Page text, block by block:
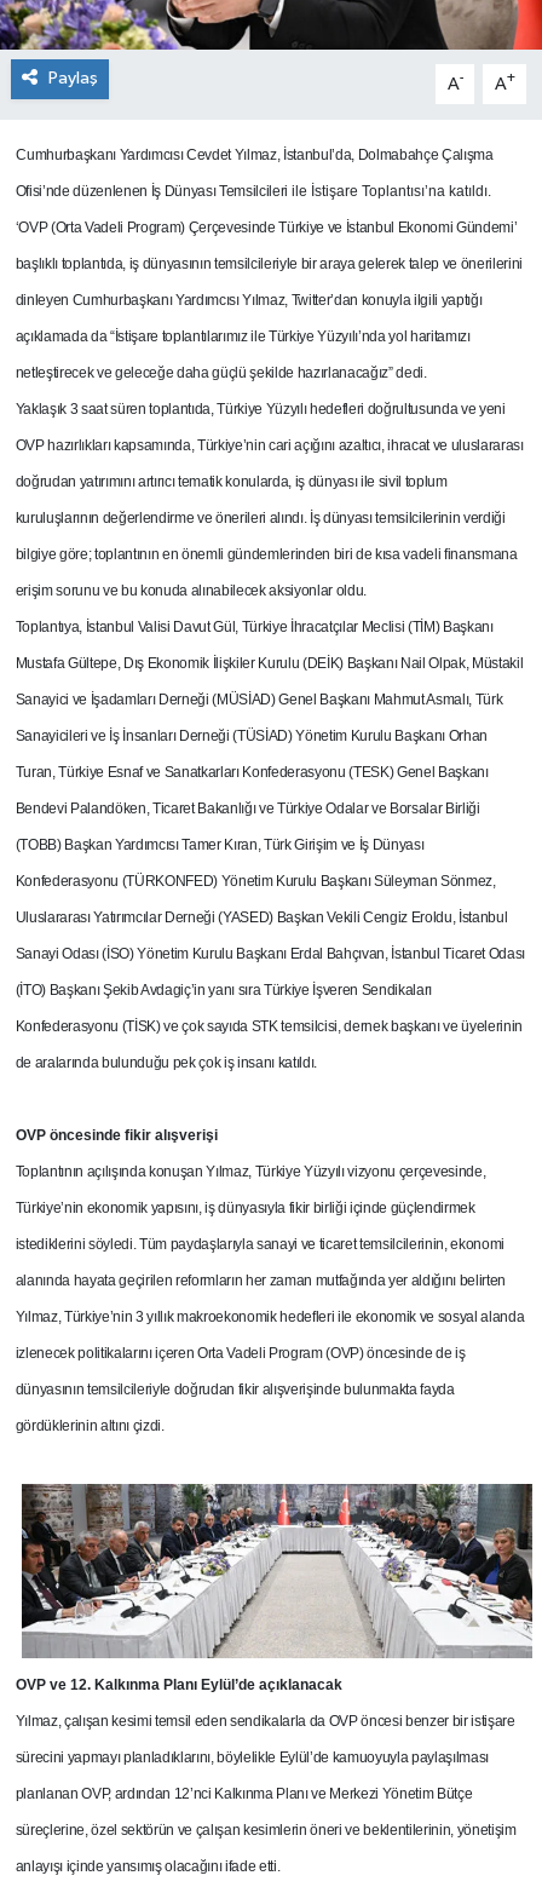
Paylaş A- A+
Cumhurbaşkanı Yardımcısı Cevdet Yılmaz, İstanbul’da, Dolmabahçe Çalışma
Ofisi’nde düzenlenen İş Dünyası Temsilcileri ile İstişare Toplantısı’na katıldı.
‘OVP (Orta Vadeli Program) Çerçevesinde Türkiye ve İstanbul Ekonomi Gündemi’
başlıklı toplantıda, iş dünyasının temsilcileriyle bir araya gelerek talep ve önerilerini
dinleyen Cumhurbaşkanı Yardımcısı Yılmaz, Twitter’dan konuyla ilgili yaptığı
açıklamada da “İstişare toplantılarımız ile Türkiye Yüzyılı’nda yol haritamızı
netleştirecek ve geleceğe daha güçlü şekilde hazırlanacağız” dedi.
Yaklaşık 3 saat süren toplantıda, Türkiye Yüzyılı hedefleri doğrultusunda ve yeni
OVP hazırlıkları kapsamında, Türkiye’nin cari açığını azaltıcı, ihracat ve uluslararası
doğrudan yatırımını artırıcı tematik konularda, iş dünyası ile sivil toplum
kuruluşlarının değerlendirme ve önerileri alındı. İş dünyası temsilcilerinin verdiği
bilgiye göre; toplantının en önemli gündemlerinden biri de kısa vadeli finansmana
erişim sorunu ve bu konuda alınabilecek aksiyonlar oldu.
Toplantıya, İstanbul Valisi Davut Gül, Türkiye İhracatçılar Meclisi (TİM) Başkanı
Mustafa Gültepe, Dış Ekonomik İlişkiler Kurulu (DEİK) Başkanı Nail Olpak, Müstakil
Sanayici ve İşadamları Derneği (MÜSİAD) Genel Başkanı Mahmut Asmalı, Türk
Sanayicileri ve İş İnsanları Derneği (TÜSİAD) Yönetim Kurulu Başkanı Orhan
Turan, Türkiye Esnaf ve Sanatkarları Konfederasyonu (TESK) Genel Başkanı
Bendevi Palandöken, Ticaret Bakanlığı ve Türkiye Odalar ve Borsalar Birliği
(TOBB) Başkan Yardımcısı Tamer Kıran, Türk Girişim ve İş Dünyası
Konfederasyonu (TÜRKONFED) Yönetim Kurulu Başkanı Süleyman Sönmez,
Uluslararası Yatırımcılar Derneği (YASED) Başkan Vekili Cengiz Eroldu, İstanbul
Sanayi Odası (İSO) Yönetim Kurulu Başkanı Erdal Bahçıvan, İstanbul Ticaret Odası
(İTO) Başkanı Şekib Avdagiç’in yanı sıra Türkiye İşveren Sendikaları
Konfederasyonu (TİSK) ve çok sayıda STK temsilcisi, dernek başkanı ve üyelerinin
de aralarında bulunduğu pek çok iş insanı katıldı.
OVP öncesinde fikir alışverişi
Toplantının açılışında konuşan Yılmaz, Türkiye Yüzyılı vizyonu çerçevesinde,
Türkiye’nin ekonomik yapısını, iş dünyasıyla fikir birliği içinde güçlendirmek
istediklerini söyledi. Tüm paydaşlarıyla sanayi ve ticaret temsilcilerinin, ekonomi
alanında hayata geçirilen reformların her zaman mutfağında yer aldığını belirten
Yılmaz, Türkiye’nin 3 yıllık makroekonomik hedefleri ile ekonomik ve sosyal alanda
izlenecek politikalarını içeren Orta Vadeli Program (OVP) öncesinde de iş
dünyasının temsilcileriyle doğrudan fikir alışverişinde bulunmakta fayda
gördüklerinin altını çizdi.
OVP ve 12. Kalkınma Planı Eylül’de açıklanacak
Yılmaz, çalışan kesimi temsil eden sendikalarla da OVP öncesi benzer bir istişare
sürecini yapmayı planladıklarını, böylelikle Eylül’de kamuoyuyla paylaşılması
planlanan OVP, ardından 12’nci Kalkınma Planı ve Merkezi Yönetim Bütçe
süreçlerine, özel sektörün ve çalışan kesimlerin öneri ve beklentilerinin, yönetişim
anlayışı içinde yansımış olacağını ifade etti.